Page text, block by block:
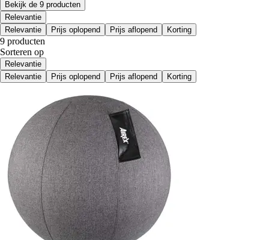
Bekijk de 9 producten
Relevantie
Relevantie
Prijs oplopend Prijs aflopend Korting
9 producten
Sorteren op
Relevantie
Relevantie
Prijs oplopend Prijs aflopend Korting